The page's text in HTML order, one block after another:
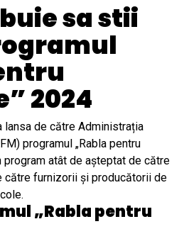
sa stii
2024
lansa de către Administrația
programul „Rabla pentru
program atât de așteptat de către
către furnizorii și producătorii de
„Rabla pentru